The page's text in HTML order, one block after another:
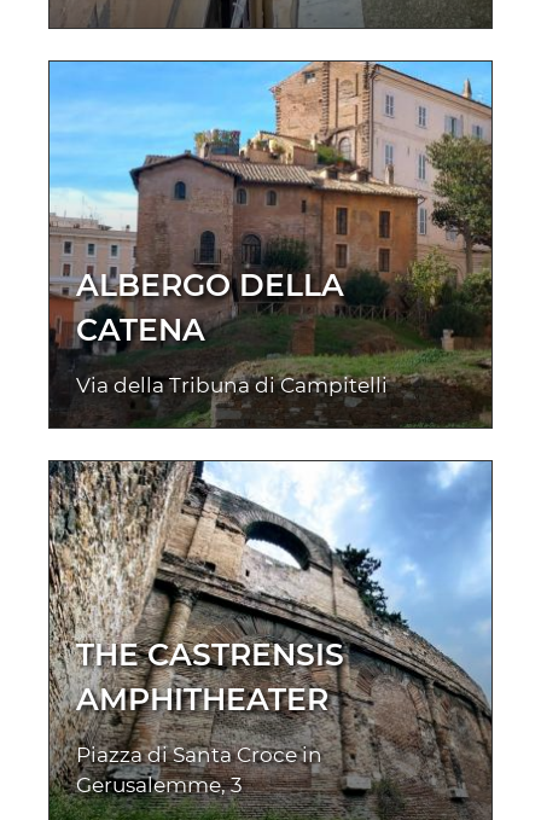
ALBERGO DELLA
CATENA
Via della Tribuna di Campitelli
THE CASTRENSIS
AMPHITHEATER
Piazza di Santa Croce in
Gerusalemme, 3